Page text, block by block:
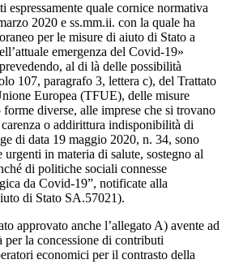
espressamente quale cornice normativa
2020 e ss.mm.ii. con la quale ha
per le misure di aiuto di Stato a
emergenza del Covid-19»
al di là delle possibilità
107, paragrafo 3, lettera c), del Trattato
Europea (TFUE), delle misure
diverse, alle imprese che si trovano
o addirittura indisponibilità di
di data 19 maggio 2020, n. 34, sono
urgenti in materia di salute, sostegno al
di politiche sociali connesse
da Covid-19”, notificate alla
di Stato SA.57021).
approvato anche l’allegato A) avente ad
la concessione di contributi
economici per il contrasto della